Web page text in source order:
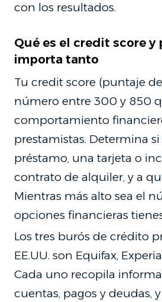
con los resultados.
Qué es el credit score y
importa tanto
Tu credit score (puntaje
número entre 300 y 850
comportamiento
prestamistas. Determina
préstamo, una tarjeta o
contrato de alquiler, y a
Mientras más alto sea el
opciones financieras
Los tres burós de crédito
EE.UU. son Equifax,
Cada uno recopila
cuentas, pagos y deudas,